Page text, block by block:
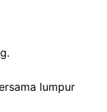
lumpur